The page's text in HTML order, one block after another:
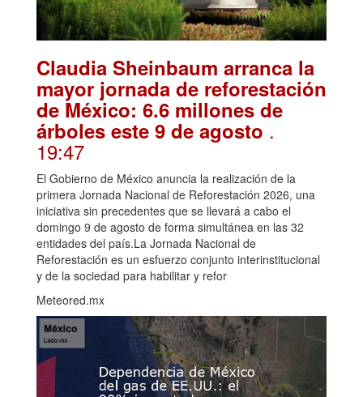
Claudia Sheinbaum arranca la
mayor jornada de reforestación
de México: 6.6 millones de
árboles este 9 de agosto .
19:47
El Gobierno de México anuncia la realización de la
primera Jornada Nacional de Reforestación 2026, una
iniciativa sin precedentes que se llevará a cabo el
domingo 9 de agosto de forma simultánea en las 32
entidades del país.La Jornada Nacional de
Reforestación es un esfuerzo conjunto interinstitucional
y de la sociedad para habilitar y refor
Meteored.mx